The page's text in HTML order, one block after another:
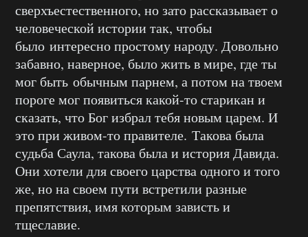
сверхъестественного, но зато рассказывает о
человеческой истории так, чтобы
было интересно простому народу. Довольно
забавно, наверное, было жить в мире, где ты
мог быть обычным парнем, а потом на твоем
пороге мог появиться какой-то старикан и
сказать, что Бог избрал тебя новым царем. И
это при живом-то правителе. Такова была
судьба Саула, такова была и история Давида.
Они хотели для своего царства одного и того
же, но на своем пути встретили разные
препятствия, имя которым зависть и
тщеславие.